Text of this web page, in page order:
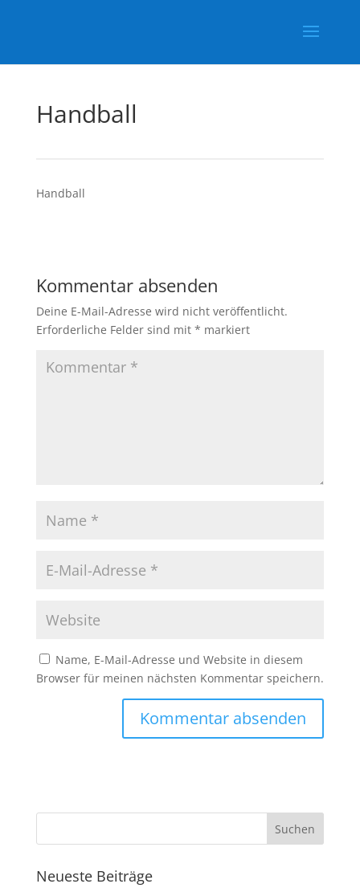
Handball
Handball
Kommentar absenden
Deine E-Mail-Adresse wird nicht veröffentlicht.
Erforderliche Felder sind mit * markiert
Name, E-Mail-Adresse und Website in diesem
Browser für meinen nächsten Kommentar speichern.
Neueste Beiträge